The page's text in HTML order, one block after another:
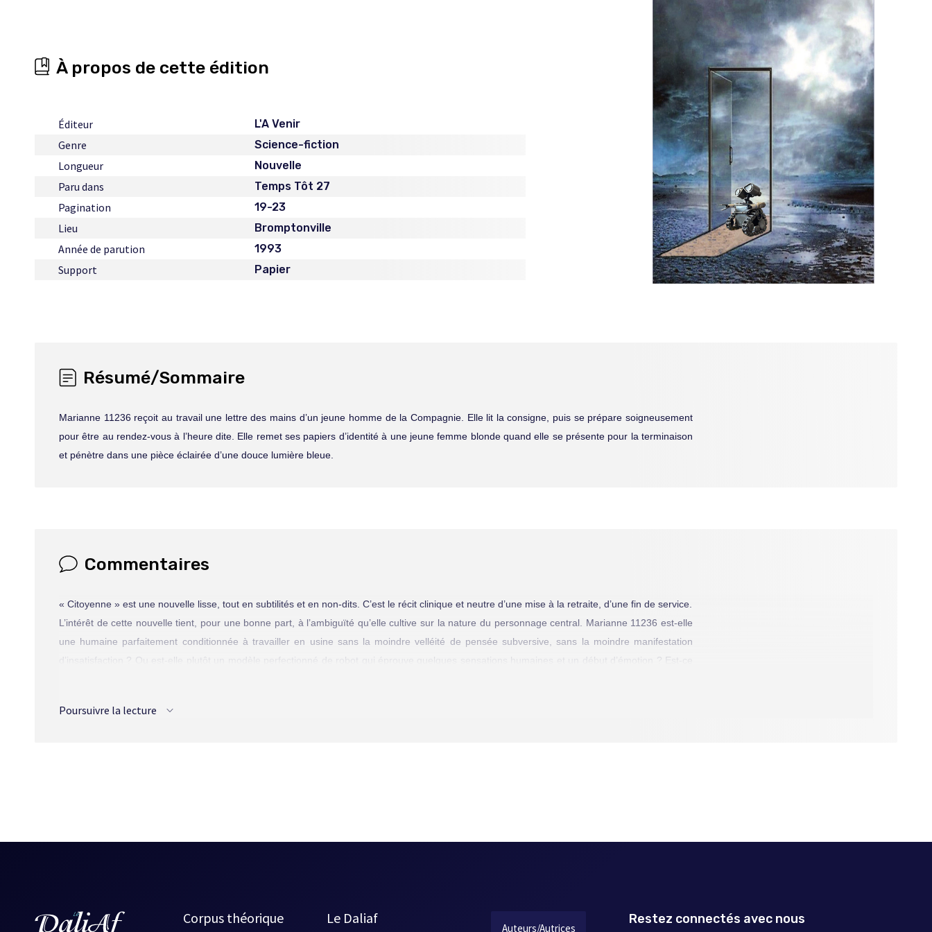
À propos de cette édition
Éditeur L'A Venir
Genre Science-fiction
Longueur Nouvelle
Paru dans Temps Tôt 27
Pagination 19-23
Lieu Bromptonville
Année de parution 1993
Support Papier
Résumé/Sommaire
Marianne 11236 reçoit au travail une lettre des mains d’un jeune homme de la Compagnie. Elle lit la consigne, puis se prépare soigneusement
pour être au rendez-vous à l’heure dite. Elle remet ses papiers d’identité à une jeune femme blonde quand elle se présente pour la terminaison
et pénètre dans une pièce éclairée d’une douce lumière bleue.
Commentaires
« Citoyenne » est une nouvelle lisse, tout en subtilités et en non-dits. C’est le récit clinique et neutre d’une mise à la retraite, d’une fin de service.
L’intérêt de cette nouvelle tient, pour une bonne part, à l’ambiguïté qu’elle cultive sur la nature du personnage central. Marianne 11236 est-elle
une humaine parfaitement conditionnée à travailler en usine sans la moindre velléité de pensée subversive, sans la moindre manifestation
d’insatisfaction ? Ou est-elle plutôt un modèle perfectionné de robot qui éprouve quelques sensations humaines et un début d’émotion ? Est-ce
sortie des écoles à l’âge de huit ans. À l’appui de la version robotique, il y a cette capacité chez Marianne, par exemple, de connaître
Poursuivre la lecture
Corpus théorique Le Daliaf
Auteurs/Autrices
Restez connectés avec nous